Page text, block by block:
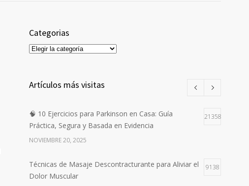
Categorias
Categorias
Artículos más visitas
🧠 10 Ejercicios para Parkinson en Casa: Guía
Práctica, Segura y Basada en Evidencia
21358
NOVIEMBRE 20, 2025
Técnicas de Masaje Descontracturante para Aliviar el
Dolor Muscular
9138